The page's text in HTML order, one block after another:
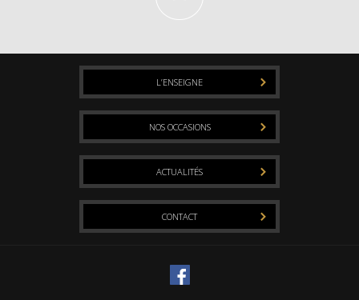
L’ENSEIGNE
NOS OCCASIONS
ACTUALITÉS
CONTACT